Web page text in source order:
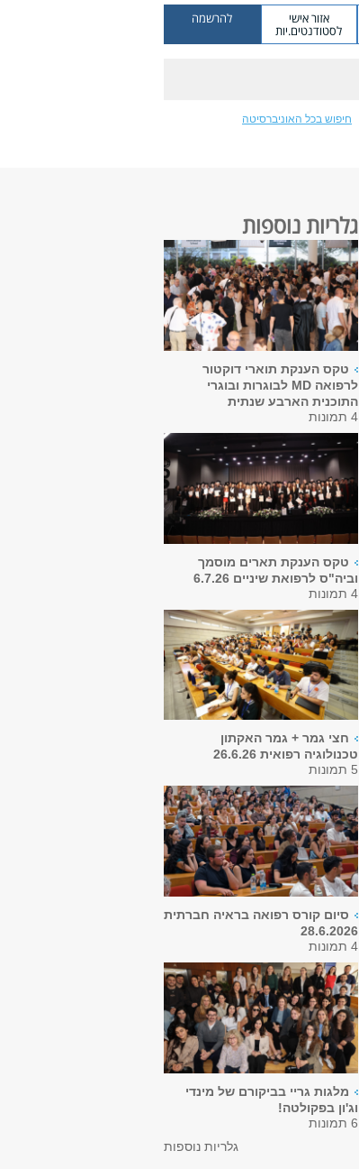
אזור אישי
לסטודנטים.יות
להרשמה
חיפוש בכל האוניברסיטה
גלריות נוספות
טקס הענקת תוארי דוקטור
לרפואה MD לבוגרות ובוגרי
התוכנית הארבע שנתית
4 תמונות
טקס הענקת תארים מוסמך
וביה"ס לרפואת שיניים 6.7.26
4 תמונות
חצי גמר + גמר האקתון
טכנולוגיה רפואית 26.6.26
5 תמונות
סיום קורס רפואה בראיה חברתית
28.6.2026
4 תמונות
מלגות גריי בביקורם של מינדי
וג'ון בפקולטה!
6 תמונות
גלריות נוספות